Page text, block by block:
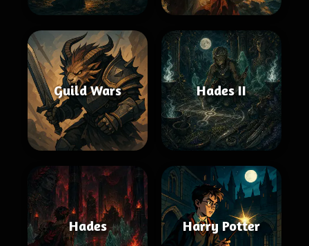
Guild Wars Hades II
Hades Harry Potter